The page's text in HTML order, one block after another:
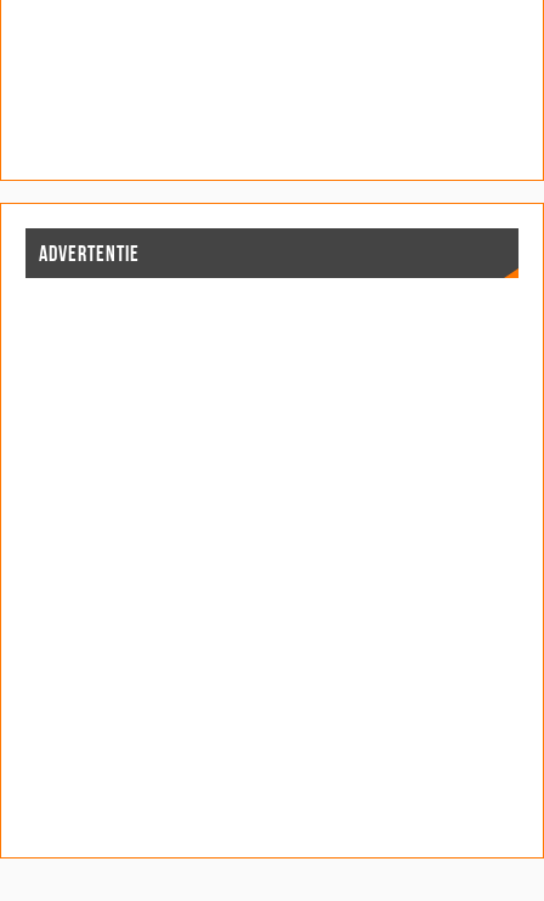
ADVERTENTIE